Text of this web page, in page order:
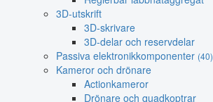
3D-utskrift
3D-skrivare
3D-delar och reservdelar
Passiva elektronikkomponenter (40)
Kameror och drönare
Actionkameror
Drönare och quadkoptrar